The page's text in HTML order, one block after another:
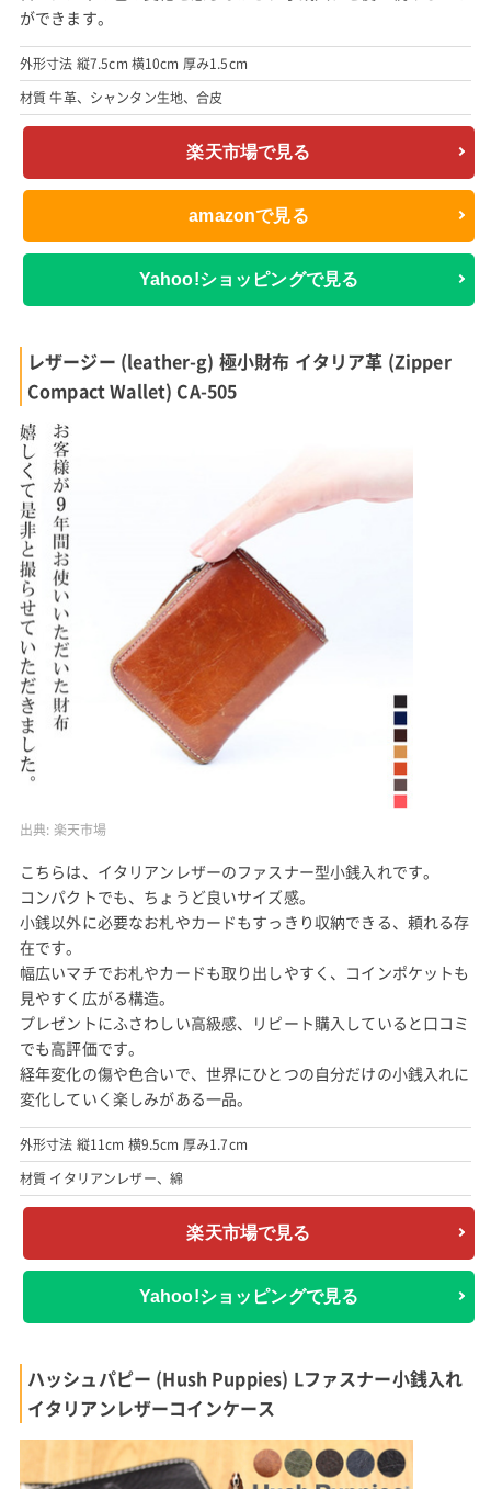
ができます。
外形寸法 縦7.5cm 横10cm 厚み1.5cm
材質 牛革、シャンタン生地、合皮
楽天市場で見る
amazonで見る
Yahoo!ショッピングで見る
レザージー (leather-g) 極小財布 イタリア革 (Zipper
Compact Wallet) CA-505
出典: 楽天市場
こちらは、イタリアンレザーのファスナー型小銭入れです。
コンパクトでも、ちょうど良いサイズ感。
小銭以外に必要なお札やカードもすっきり収納できる、頼れる存
在です。
幅広いマチでお札やカードも取り出しやすく、コインポケットも
見やすく広がる構造。
プレゼントにふさわしい高級感、リピート購入していると口コミ
でも高評価です。
経年変化の傷や色合いで、世界にひとつの自分だけの小銭入れに
変化していく楽しみがある一品。
外形寸法 縦11cm 横9.5cm 厚み1.7cm
材質 イタリアンレザー、綿
楽天市場で見る
Yahoo!ショッピングで見る
ハッシュパピー (Hush Puppies) Lファスナー小銭入れ
イタリアンレザーコインケース